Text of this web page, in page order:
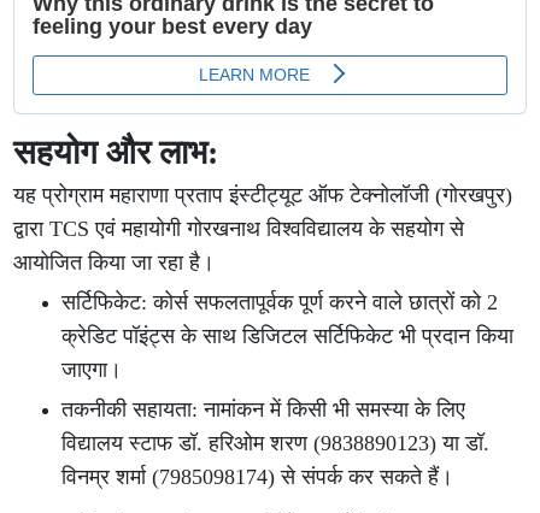
सहयोग और लाभ:
यह प्रोग्राम महाराणा प्रताप इंस्टीट्यूट ऑफ टेक्नोलॉजी (गोरखपुर)
द्वारा TCS एवं महायोगी गोरखनाथ विश्वविद्यालय के सहयोग से
आयोजित किया जा रहा है।
सर्टिफिकेट: कोर्स सफलतापूर्वक पूर्ण करने वाले छात्रों को 2
क्रेडिट पॉइंट्स के साथ डिजिटल सर्टिफिकेट भी प्रदान किया
जाएगा।
तकनीकी सहायता: नामांकन में किसी भी समस्या के लिए
विद्यालय स्टाफ डॉ. हरिओम शरण (9838890123) या डॉ.
विनम्र शर्मा (7985098174) से संपर्क कर सकते हैं।